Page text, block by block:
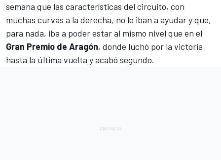
semana que las características del circuito, con
muchas curvas a la derecha, no le iban a ayudar y que,
para nada, iba a poder estar al mismo nivel que en el
Gran Premio de Aragón, donde luchó por la victoria
hasta la última vuelta y acabó segundo.